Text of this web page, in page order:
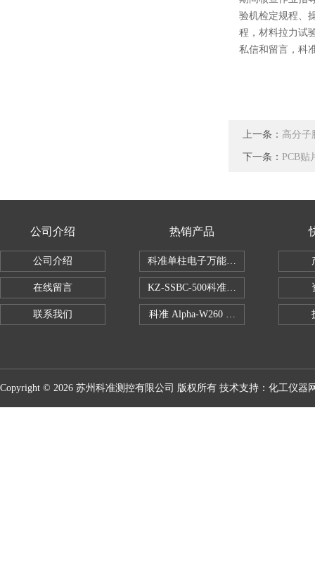
验机检定规程、
程，材料拉力试
私信和留言，科
上一条： 高分子
下一条： PCB贴
公司介绍
公司介绍
在线留言
联系我们
热销产品
科准单柱电子万能拉力机KZ-SSBC-500
KZ-SSBC-500科准单柱电子万能试验
科准 Alpha-W260 半导体全自动推拉
Copyright © 2026 苏州科准测控有限公司 版权所有 技术支持： 化工仪器